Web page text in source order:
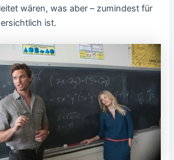
wären, was aber – zumindest für
ist.